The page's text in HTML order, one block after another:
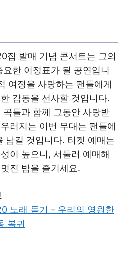
집 발매 기념 콘서트는 그의
한 이정표가 될 공연입니
여정을 사랑하는 팬들에게
감동을 선사할 것입니다.
들과 함께 그동안 사랑받
러지는 이번 무대는 팬들에
남길 것입니다. 티켓 예매는
이 높으니, 서둘러 예매해
진 밤을 즐기세요.
노래 듣기 – 우리의 영원한
복귀